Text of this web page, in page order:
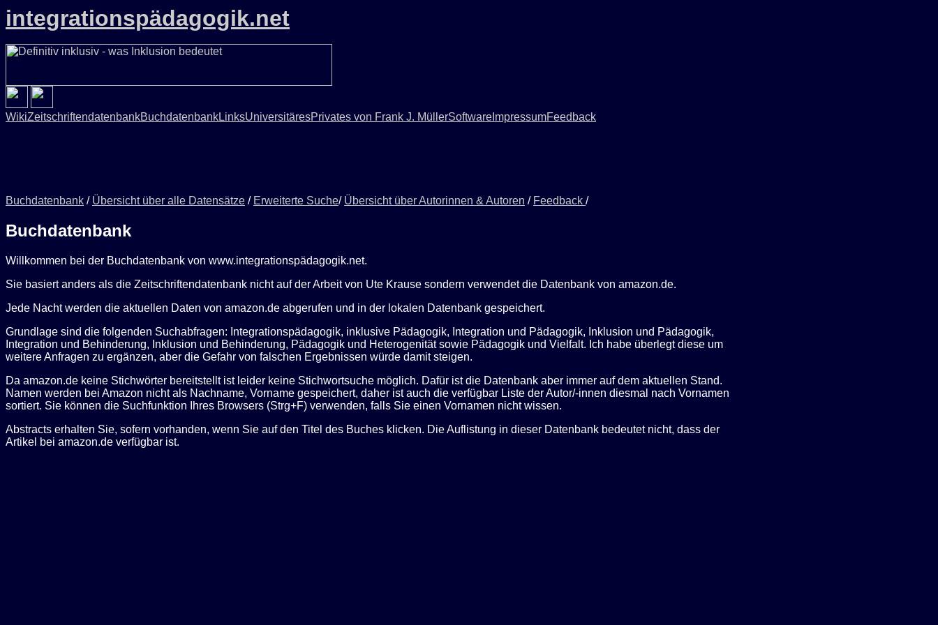
integrationspädagogik.net
WikiZeitschriftendatenbankBuchdatenbankLinksUniversitäresPrivates von Frank J. MüllerSoftware ImpressumFeedback
Buchdatenbank / Übersicht über alle Datensätze / Erweiterte Suche/ Übersicht über Autorinnen & Autoren / Feedback /
Buchdatenbank
Willkommen bei der Buchdatenbank von www.integrationspädagogik.net.
Sie basiert anders als die Zeitschriftendatenbank nicht auf der Arbeit von Ute Krause sondern verwendet die Datenbank von amazon.de.
Jede Nacht werden die aktuellen Daten von amazon.de abgerufen und in der lokalen Datenbank gespeichert.
Grundlage sind die folgenden Suchabfragen: Integrationspädagogik, inklusive Pädagogik, Integration und Pädagogik, Inklusion und Pädagogik,
Integration und Behinderung, Inklusion und Behinderung, Pädagogik und Heterogenität sowie Pädagogik und Vielfalt. Ich habe überlegt diese um
weitere Anfragen zu ergänzen, aber die Gefahr von falschen Ergebnissen würde damit steigen.
Da amazon.de keine Stichwörter bereitstellt ist leider keine Stichwortsuche möglich. Dafür ist die Datenbank aber immer auf dem aktuellen Stand.
Namen werden bei Amazon nicht als Nachname, Vorname gespeichert, daher ist auch die verfügbar Liste der Autor/-innen diesmal nach Vornamen
sortiert. Sie können die Suchfunktion Ihres Browsers (Strg+F) verwenden, falls Sie einen Vornamen nicht wissen.
Abstracts erhalten Sie, sofern vorhanden, wenn Sie auf den Titel des Buches klicken. Die Auflistung in dieser Datenbank bedeutet nicht, dass der
Artikel bei amazon.de verfügbar ist.